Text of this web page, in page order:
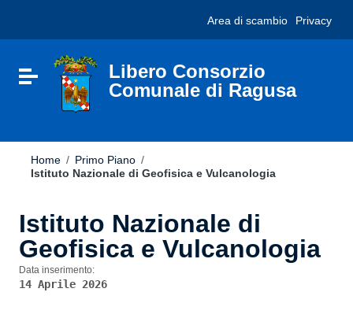
sito
include
Vai al footer
Area di scambio Privacy
Attiva / disattiva la navigazione
Libero Consorzio
Comunale di Ragusa
Home / Primo Piano /
Istituto Nazionale di Geofisica e Vulcanologia
Istituto Nazionale di
Geofisica e Vulcanologia
Data inserimento:
14 Aprile 2026